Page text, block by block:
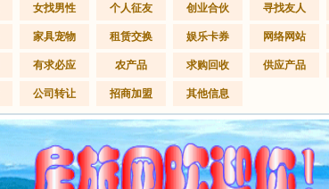
女找男性 个人征友 创业合伙 寻找友人
家具宠物 租赁交换 娱乐卡券 网络网站
有求必应 农产品 求购回收 供应产品
公司转让 招商加盟 其他信息